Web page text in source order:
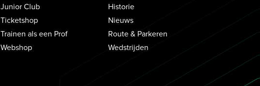
Junior Club
Ticketshop
Trainen als een Prof
Webshop
Historie
Nieuws
Route & Parkeren
Wedstrijden